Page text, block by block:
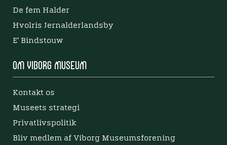
De fem Halder
Hvolris Jernalderlandsby
E' Bindstouw
Om Viborg Museum
Kontakt os
Museets strategi
Privatlivspolitik
Bliv medlem af Viborg Museumsforening